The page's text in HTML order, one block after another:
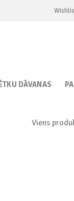
DĀVANAS
Viens